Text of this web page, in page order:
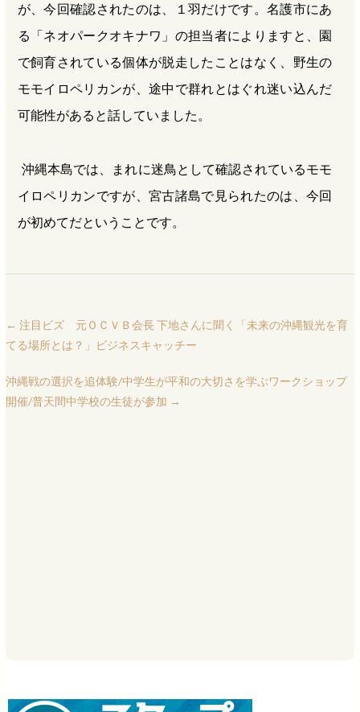
が、今回確認されたのは、１羽だけです。名護市にあ
る「ネオパークオキナワ」の担当者によりますと、園
で飼育されている個体が脱走したことはなく、野生の
モモイロペリカンが、途中で群れとはぐれ迷い込んだ
可能性があると話していました。
沖縄本島では、まれに迷鳥として確認されているモモ
イロペリカンですが、宮古諸島で見られたのは、今回
が初めてだということです。
← 注目ビズ 元ＯＣＶＢ会長 下地さんに聞く「未来の沖縄観光を育
てる場所とは？」ビジネスキャッチー
沖縄戦の選択を追体験/中学生が平和の大切さを学ぶワークショップ
開催/普天間中学校の生徒が参加 →